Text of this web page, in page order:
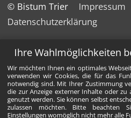
Ihre Wahlmöglichkeiten
Wir möchten Ihnen ein optimales
verwenden wir Cookies, die für das
notwendig sind. Mit Ihrer Zustimmung
die zur Anzeige externer Inhalte oder zu
genutzt werden. Sie können selbst
zulassen möchten. Bitte beachten
Einstellungen womöglich nicht mehr alle
© Bistum Trier
Impressum
Datenschutzerklärung